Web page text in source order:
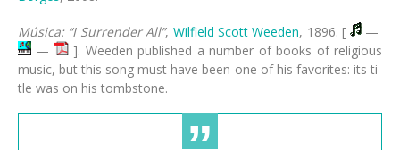
Música: “I Surrender All”, Wilfield Scott Weeden, 1896. [
—
—
]. Wee­den pub­lished a num­ber of books of re­li­gious
mu­sic, but this song must have been one of his fa­vo­rites: its ti­
tle was on his tomb­stone.